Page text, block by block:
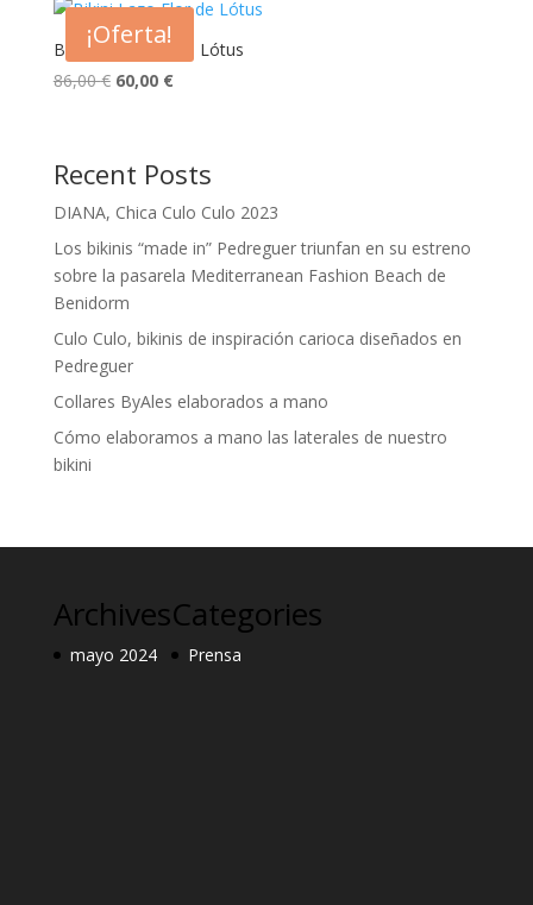
¡Oferta!
Bikini Lazo Flor de Lótus
86,00€ El
era:
86,00 €.
60,00 €El
es:
60,00 €.
Recent Posts
DIANA, Chica Culo Culo 2023
Los bikinis “made in” Pedreguer triunfan en su estreno
sobre la pasarela Mediterranean Fashion Beach de
Benidorm
Culo Culo, bikinis de inspiración carioca diseñados en
Pedreguer
Collares ByAles elaborados a mano
Cómo elaboramos a mano las laterales de nuestro
bikini
Archives
mayo 2024
Categories
Prensa